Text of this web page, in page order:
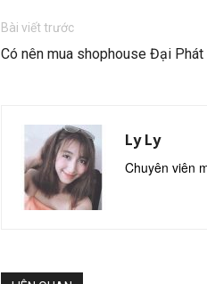
Bài viết trước
Có nên mua shophouse Đại Phát
Ly Ly
Chuyên viên